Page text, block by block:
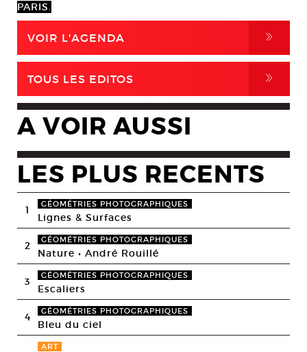
PARIS.
VOIR L'AGENDA ,
TOUS LES EDITOS ,
A VOIR AUSSI
LES PLUS RECENTS
1 GÉOMÉTRIES PHOTOGRAPHIQUES
Lignes & Surfaces
2 GÉOMÉTRIES PHOTOGRAPHIQUES
Nature • André Rouillé
3 GÉOMÉTRIES PHOTOGRAPHIQUES
Escaliers
4 GÉOMÉTRIES PHOTOGRAPHIQUES
Bleu du ciel
ART